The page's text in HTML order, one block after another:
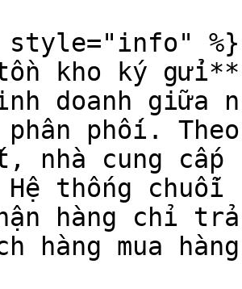
style="info" %}
kho ký
doanh giữa
phân phối.
nhà cung cấp
Hệ thống
hàng chỉ
hàng mua